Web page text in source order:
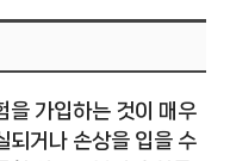
을 가입하는 것이 매우
되거나 손상을 입을 수